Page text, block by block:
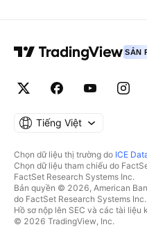
SẢN
Tiếng Việt
Chọn dữ liệu thị trường do ICE
Chọn dữ liệu tham chiếu do
FactSet Research Systems Inc.
Bản quyền © 2026, American
do FactSet Research Systems
Hồ sơ nộp lên SEC và các tài liệu
© 2026 TradingView, Inc.